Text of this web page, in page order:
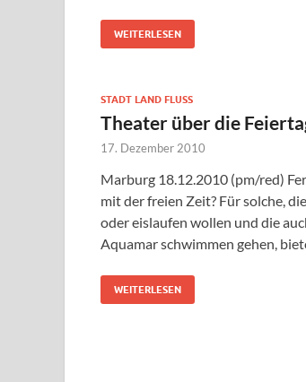
WEITERLESEN
STADT LAND FLUSS
Theater über die
17. Dezember 2010
Marburg 18.12.2010 (pm/red)
mit der freien Zeit? Für solche,
oder eislaufen wollen und die
Aquamar schwimmen gehen,
WEITERLESEN